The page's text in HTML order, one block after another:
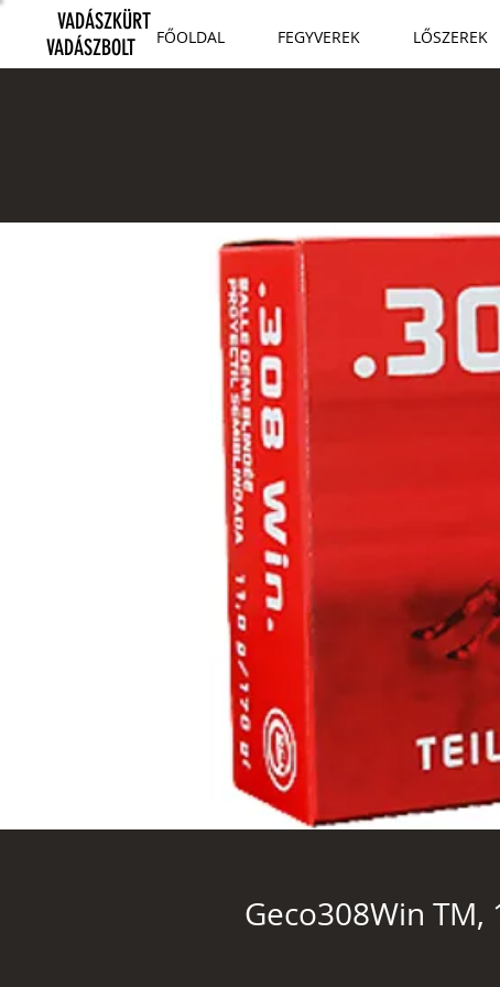
FŐOLDAL FEGYVEREK LŐSZEREK
VADÁSZKÜRT
VADÁSZBOLT
Geco308Win TM,